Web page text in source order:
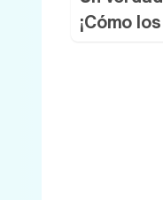
¡Cómo